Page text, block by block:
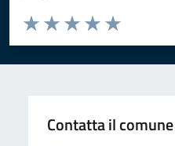
Valuta da 1 a 5 stelle la pagina
Valuta 5
Valuta 4 stelle
Valuta 3 stelle su 5
Valuta 2 stelle su 5
Valuta 1 stelle su 5
Contatta il comune